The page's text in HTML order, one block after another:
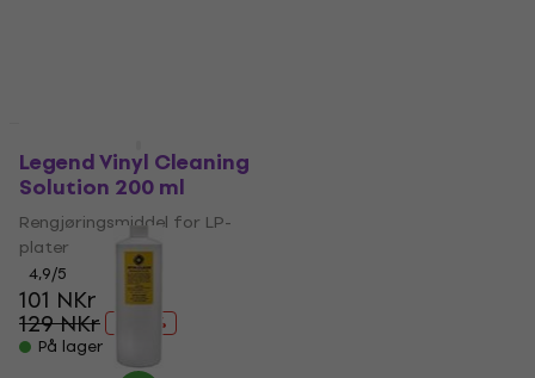
Legend Vinyl Cleaning
Solution 200 ml
Rengjøringsmiddel for LP-
plater
4,9/5
101 NKr
129 NKr
- 22 %
På lager